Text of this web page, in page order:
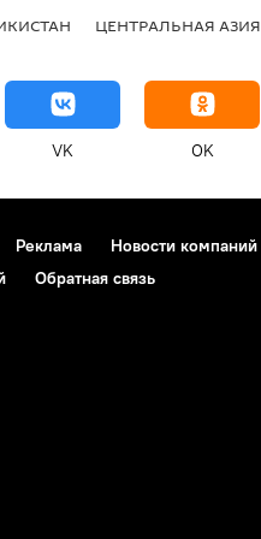
ЦЕНТРАЛЬНАЯ АЗИЯ
VK OK
Реклама Новости компаний
Обратная связь